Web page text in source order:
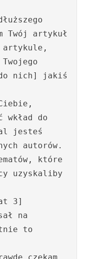
Twój artykuł
artykule,
nich] jakiś
wkład do
jesteś
autorów.
które
uzyskaliby
3]
na
to